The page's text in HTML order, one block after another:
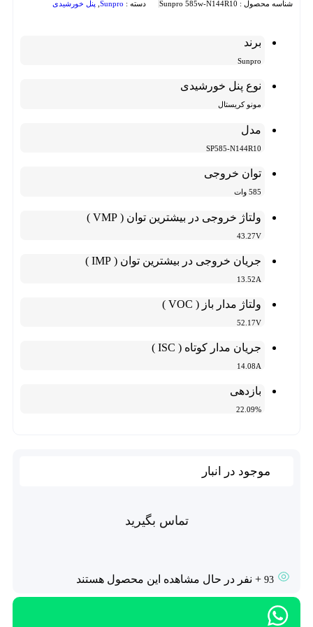
شناسه محصول :Sunpro 585w-N144R10 دسته :Sunpro
,پنل خورشیدی
برند
Sunpro
نوع پنل خورشیدی
مونو کریستال
مدل
SP585-N144R10
توان خروجی
585 وات
ولتاژ خروجی در بیشترین توان ( VMP )
43.27V
جریان خروجی در بیشترین توان ( IMP )
13.52A
ولتاژ مدار باز ( VOC )
52.17V
جریان مدار کوتاه ( ISC )
14.08A
بازدهی
22.09%
موجود در انبار
تماس بگیرید
93 + نفر در حال مشاهده این محصول هستند